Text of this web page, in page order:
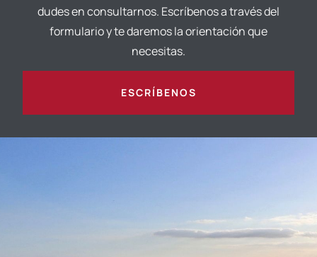
dudes en consultarnos. Escríbenos a través del
formulario y te daremos la orientación que
necesitas.
ESCRÍBENOS